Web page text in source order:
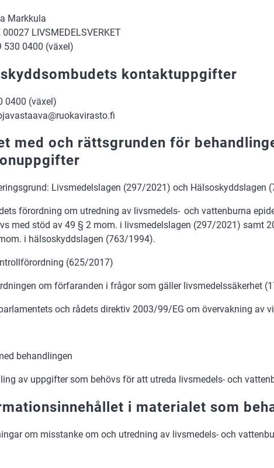
Markkula
00027 LIVSMEDELSVERKET
530 0400 (växel)
kontaktuppgifter
0400 (växel)
med och rättsgrunden för
Livsmedelslagen (297/2021) och Hälsoskyddslagen
förordning om utredning av livsmedels- och vattenburna
med stöd av 49 § 2 mom. i livsmedelslagen (297/2021) samt
i hälsoskyddslagen (763/1994).
(625/2017)
om förfaranden i frågor som gäller livsmedelssäkerhet
och rådets direktiv 2003/99/EG om övervakning av
behandlingen
av uppgifter som behövs för att utreda livsmedels- och
i materialet som
om misstanke om och utredning av livsmedels- och